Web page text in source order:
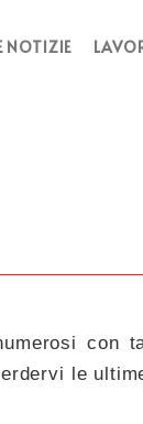
NOTIZIE
con
le